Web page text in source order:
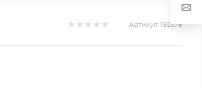
Артикул: 192378